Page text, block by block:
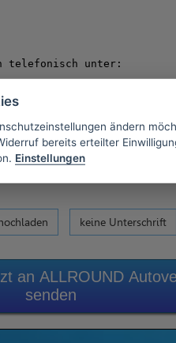
keine Unterschrift
an ALLROUND
senden
ändern
bereits erteilter
Einstellungen